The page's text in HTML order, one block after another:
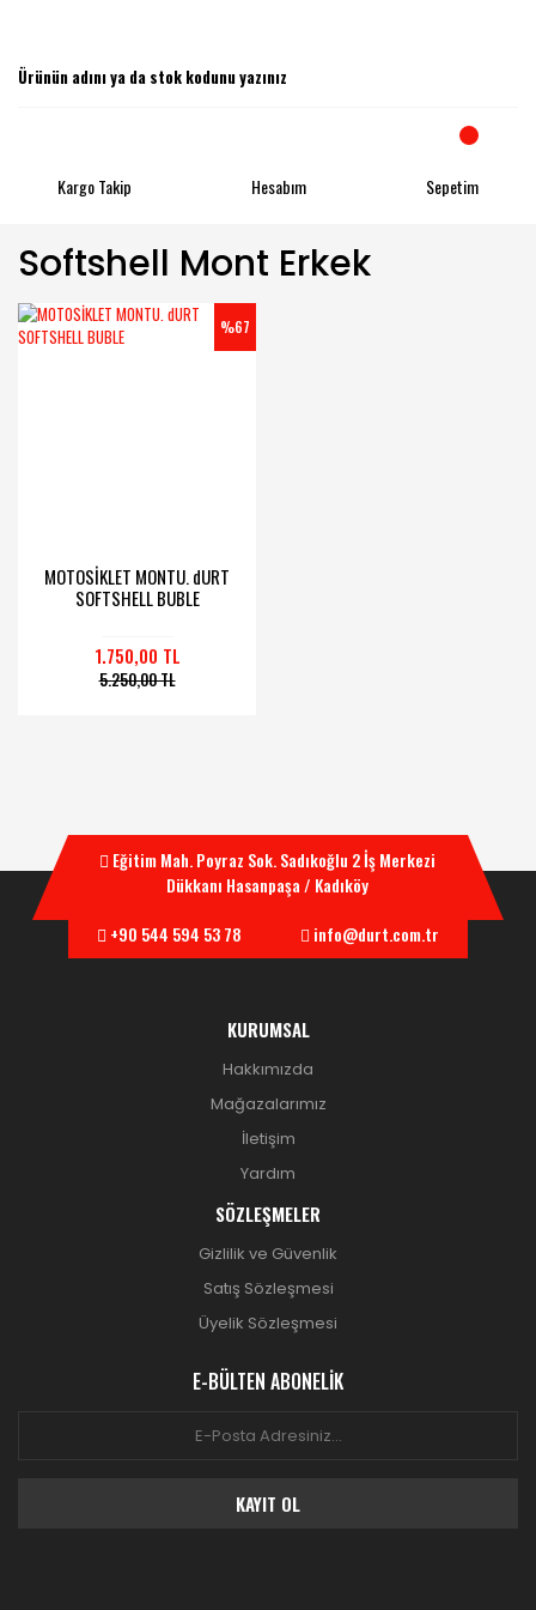
Kargo Takip Hesabım Sepetim
Softshell Mont Erkek
%67
MOTOSİKLET MONTU. dURT
SOFTSHELL BUBLE
1.750,00 TL
5.250,00 TL
Eğitim Mah. Poyraz Sok. Sadıkoğlu 2 İş Merkezi
Dükkanı Hasanpaşa / Kadıköy
+90 544 594 53 78
info@durt.com.tr
KURUMSAL
Hakkımızda
Mağazalarımız
İletişim
Yardım
SÖZLEŞMELER
Gizlilik ve Güvenlik
Satış Sözleşmesi
Üyelik Sözleşmesi
E-BÜLTEN ABONELİK
KAYIT OL